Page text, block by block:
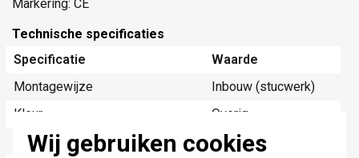
Wij gebruiken cookies
Markering: CE
Technische specificaties
Specificatie
Waarde
Montagewijze
Inbouw (stucwerk)
Kleur
Overig
Oppervlaktebescherming
Gelakt